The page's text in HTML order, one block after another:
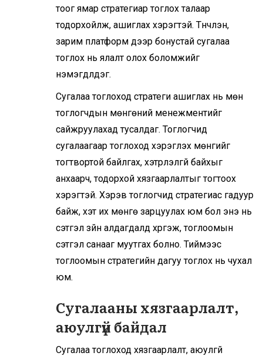
тоог ямар стратегиар тоглох талаар
тодорхойлж, ашиглах хэрэгтэй. Түүнчлэн,
зарим платформ дээр бонустай сугалаа
тоглох нь ялалт олох боломжийг
нэмэгдүүлдэг.
Сугалаа тоглоход стратеги ашиглах нь мөн
тоглогчдын мөнгөний менежментийг
сайжруулахад тусалдаг. Тоглогчид
сугалаагаар тоглоход хэрэглэх мөнгийг
тогтвортой байлгах, хэтрүүлэлгүй байхыг
анхаарч, тодорхой хязгаарлалтыг тогтоох
хэрэгтэй. Хэрэв тоглогчид стратегиас гадуур
байж, хэт их мөнгө зарцуулах юм бол энэ нь
сэтгэл зүйн алдагдалд хүргэж, тоглоомын
сэтгэл санааг муутгах болно. Тиймээс
тоглоомын стратегийн дагуу тоглох нь чухал
юм.
Сугалааны хязгаарлалт,
аюулгүй байдал
Сугалаа тоглоход хязгаарлалт, аюулгүй